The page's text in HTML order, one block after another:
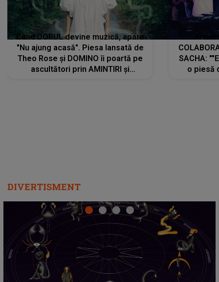
Când DORUL devine muzică, apare
"Nu ajung acasă". Piesa lansată de
Theo Rose și DOMINO îi poartă pe
ascultători prin AMINTIRI și
SACHA:
o piesă
DIVERTISMENT